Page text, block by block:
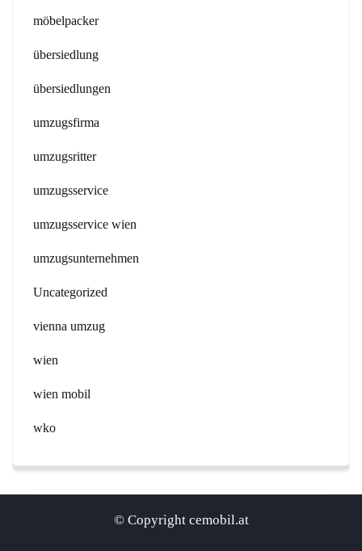
möbelpacker
übersiedlung
übersiedlungen
umzugsfirma
umzugsritter
umzugsservice
umzugsservice wien
umzugsunternehmen
Uncategorized
vienna umzug
wien
wien mobil
wko
© Copyright cemobil.at